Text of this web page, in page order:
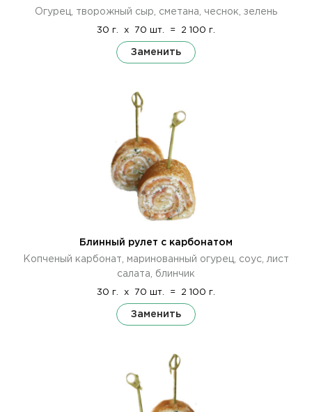
Огурец, творожный сыр, сметана, чеснок, зелень
30 г. x 70 шт. = 2 100 г.
Заменить
Блинный рулет с карбонатом
Копченый карбонат, маринованный огурец, соус, лист
салата, блинчик
30 г. x 70 шт. = 2 100 г.
Заменить